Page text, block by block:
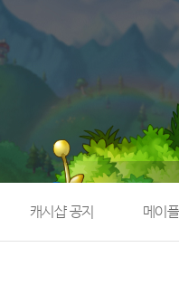
임정보
업소개
아이템
NOW
컨텐츠 랭킹
캐시샵 공지 메이